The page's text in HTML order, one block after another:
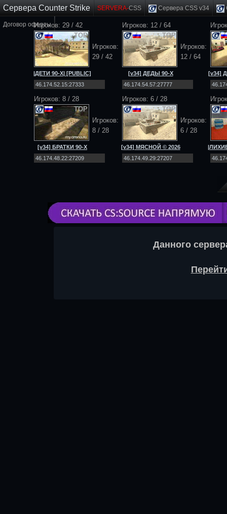
Сервера Counter Strike SERVERA-CSS Сервера CSS v34
Договор офертыИгроков: 29 / 42
TOP
Игроков:
29 / 42
|ДЕТИ 90-Х| [PUBLIC]
[NO-STEAM|v34]
Игроков: 12 / 64
TOP
Игроков:
12 / 64
[v34] ДЕДЫ 90-Х
[Public] 18+
[v34]
Игроков: 8 / 28
TOP
Игроков:
8 / 28
[v34] БРАТКИ 90-Х
[Public] 18+
Игроков: 6 / 28
TOP
Игроков:
6 / 28
[v34] МЯСНОЙ © 2026
[Public] 18+
Данного